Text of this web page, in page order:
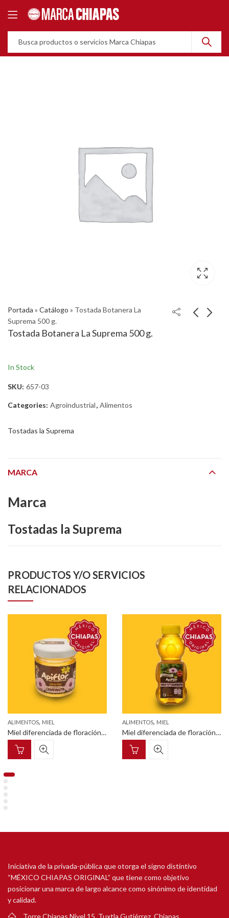
Portada » Catálogo » Tostada Botanera La
Suprema 500 g.
Tostada Botanera La Suprema 500 g.
In Stock
SKU: 657-03
Categories: Agroindustrial, Alimentos
Tostadas la Suprema
MARCA
Marca
Tostadas la Suprema
PRODUCTOS Y/O SERVICIOS
RELACIONADOS
ALIMENTOS, MIEL
Miel diferenciada de floración de campanita tarro cilíndrico de cristal con tapa metálica 60g
ALIMENTOS, MIEL
Miel diferenciada de floración de campanita frasco pet con tapa dosificadora en forma de osito 325g
Iniciativa de la privada-pública que otorga el signo distintivo
“MÉXICO CHIAPAS ORIGINAL” que tiene como objetivo
posicionar una marca de largo alcance como sinónimo de identidad
y calidad.
Torre Chiapas Nivel 15, Tuxtla Gutiérrez, Chiapas